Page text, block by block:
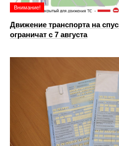
Внимание!
Движение транспорта на
ограничат с 7 августа